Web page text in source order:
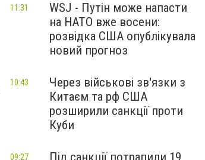
WSJ - Путін може напасти
на НАТО вже восени:
розвідка США опублікувала
новий прогноз
11:31
Через військові зв'язки з
Китаєм та рф США
розширили санкції проти
Куби
10:43
Під санкції потрапили 19
09:27